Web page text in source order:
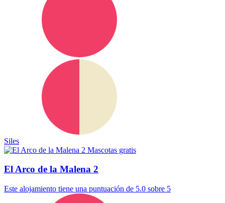
Siles
Mascotas gratis
El Arco de la Malena 2
Este alojamiento tiene una puntuación de 5.0 sobre 5